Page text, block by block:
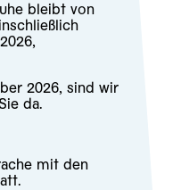
bleibt von
2026, sind wir
da.
mit den